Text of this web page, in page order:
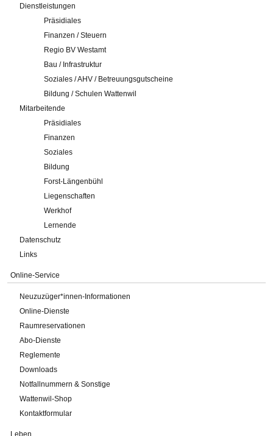
Dienstleistungen
Präsidiales
Finanzen / Steuern
Regio BV Westamt
Bau / Infrastruktur
Soziales / AHV / Betreuungsgutscheine
Bildung / Schulen Wattenwil
Mitarbeitende
Präsidiales
Finanzen
Soziales
Bildung
Forst-Längenbühl
Liegenschaften
Werkhof
Lernende
Datenschutz
Links
Online-Service
Neuzuzüger*innen-Informationen
Online-Dienste
Raumreservationen
Abo-Dienste
Reglemente
Downloads
Notfallnummern & Sonstige
Wattenwil-Shop
Kontaktformular
Leben